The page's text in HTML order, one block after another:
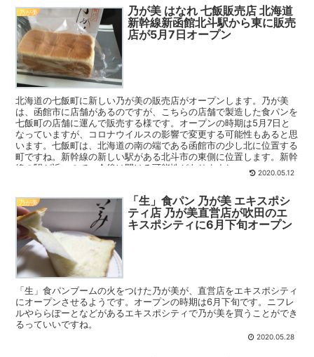
乃が美
乃が美 はなれ 七飯販売店 北海道
新幹線新函館北斗駅から東に販売
店が5月7日オープン
北海道の七飯町に新しい乃が美の販売店がオープンします。乃が美
は、函館市に店舗があるのですが、こちらの店舗で製造した食パンを
七飯町の店舗に運んで販売する様です。オープンの時期は5月7日と
なっていますが、コロナウイルスの影響で変更する可能性もあると思
います。七飯町は、北海道の南の端である函館市の少し北に位置する
町ですね。新幹線の新しい駅がある北斗市の東側に位置します。新幹
線の駅が近いので、今後は開ける可能性がありますね。
2020.05.12
乃が美
「生」食パン 乃が美 エキスポシ
ティ店 乃が美直営店が吹田のエ
キスポシティに6月下旬オープン
「生」食パンブームの火をつけた乃が美が、直営店をエキスポシティ
にオープンさせるようです。オープンの時期は6月下旬です。ニフレ
ルやららぽーとなどがあるエキスポシティで乃が美を買うことができ
るっていいですね。
2020.05.28